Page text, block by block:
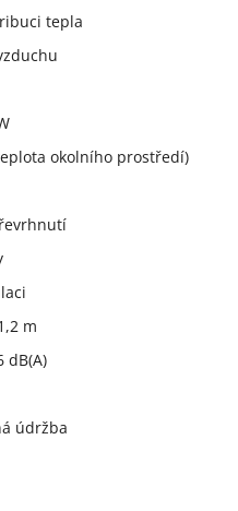
tepla
okolního prostředí)
m
dB(A)
údržba